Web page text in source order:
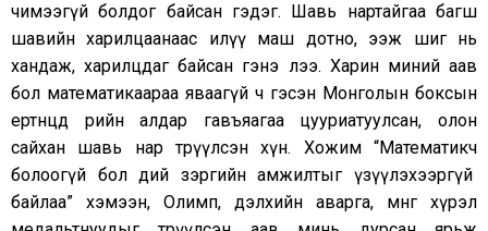
чимээгүй болдог байсан гэдэг. Шавь нартайгаа багш
шавийн харилцаанаас илүү маш дотно, ээж шиг нь
хандаж, харилцдаг байсан гэнэ лээ. Харин миний аав
бол математикаараа яваагүй ч гэсэн Монголын боксын
ертөнцөд өөрийн алдар гавъяагаа цууриатуулсан, олон
сайхан шавь нар төрүүлсэн хүн. Хожим “Математикч
болоогүй бол өдий зэргийн амжилтыг үзүүлэхээргүй
байлаа” хэмээн, Олимп, дэлхийн аварга, мөнгө хүрэл